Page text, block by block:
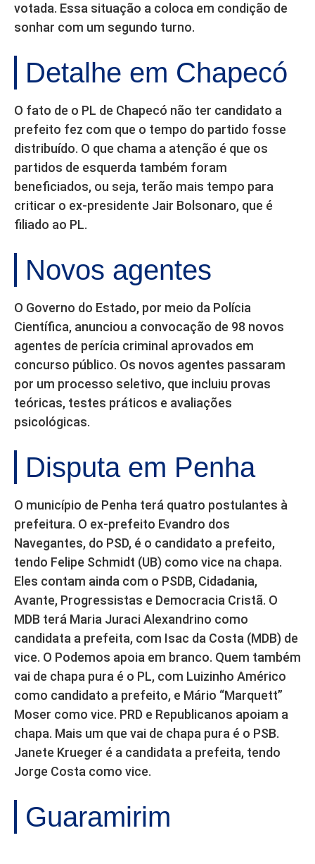
votada. Essa situação a coloca em condição de
sonhar com um segundo turno.
Detalhe em Chapecó
O fato de o PL de Chapecó não ter candidato a
prefeito fez com que o tempo do partido fosse
distribuído. O que chama a atenção é que os
partidos de esquerda também foram
beneficiados, ou seja, terão mais tempo para
criticar o ex-presidente Jair Bolsonaro, que é
filiado ao PL.
Novos agentes
O Governo do Estado, por meio da Polícia
Científica, anunciou a convocação de 98 novos
agentes de perícia criminal aprovados em
concurso público. Os novos agentes passaram
por um processo seletivo, que incluiu provas
teóricas, testes práticos e avaliações
psicológicas.
Disputa em Penha
O município de Penha terá quatro postulantes à
prefeitura. O ex-prefeito Evandro dos
Navegantes, do PSD, é o candidato a prefeito,
tendo Felipe Schmidt (UB) como vice na chapa.
Eles contam ainda com o PSDB, Cidadania,
Avante, Progressistas e Democracia Cristã. O
MDB terá Maria Juraci Alexandrino como
candidata a prefeita, com Isac da Costa (MDB) de
vice. O Podemos apoia em branco. Quem também
vai de chapa pura é o PL, com Luizinho Américo
como candidato a prefeito, e Mário “Marquett”
Moser como vice. PRD e Republicanos apoiam a
chapa. Mais um que vai de chapa pura é o PSB.
Janete Krueger é a candidata a prefeita, tendo
Jorge Costa como vice.
Guaramirim